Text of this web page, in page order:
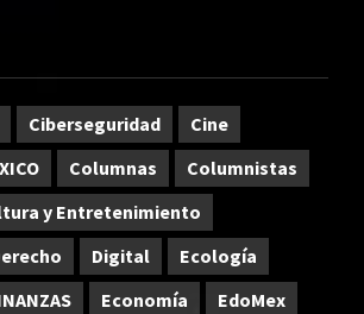
Ciberseguridad
Cine
Columnas
Columnistas
y Entretenimiento
Digital
Ecología
Economía
EdoMex